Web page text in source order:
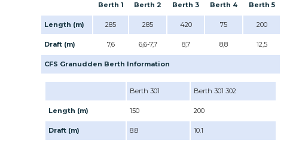
Berth 1 Berth 2 Berth 3 Berth 4 Berth 5
Length (m) 285 285 420 75 200
Draft (m) 7,6 6,6-7,7 8,7 8,8 12,5
CFS Granudden Berth Information
Berth 301 Berth 301 302
Length (m) 150 200
Draft (m) 8.8 10.1